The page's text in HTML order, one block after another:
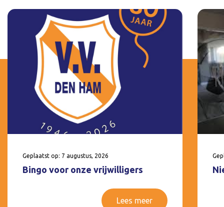
Geplaatst op: 7 augustus, 2026
Bingo voor onze vrijwilligers
Lees meer